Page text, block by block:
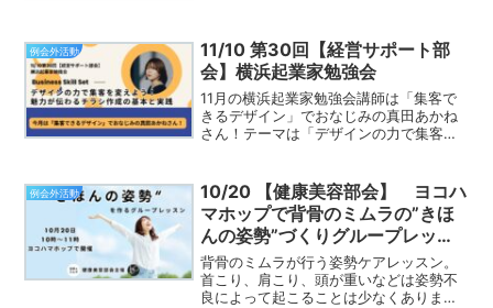
費用がかかること...
例会外活動
11/10 第30回【経営サポート部
会】横浜起業家勉強会
11月の横浜起業家勉強会講師は「集客で
きるデザイン」でおなじみの真田あかね
さん！テーマは「デザインの力で集客を
ない…そんなお悩みはありませんか？本
セミナーでは、集客につ...
例会外活動
10/20 【健康美容部会】 ヨコハ
マホップで背骨のミムラの”きほ
んの姿勢”づくりグループレッス
ン
背骨のミムラが行う姿勢ケアレッスン。
首こり、肩こり、頭が重いなどは姿勢不
良によって起こることは少なくありませ